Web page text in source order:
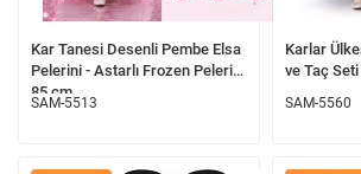
Kar Tanesi Desenli Pembe Elsa
Pelerini - Astarlı Frozen Pelerini
85 cm
SAM-5513
Karlar
ve Taç
SAM-5560